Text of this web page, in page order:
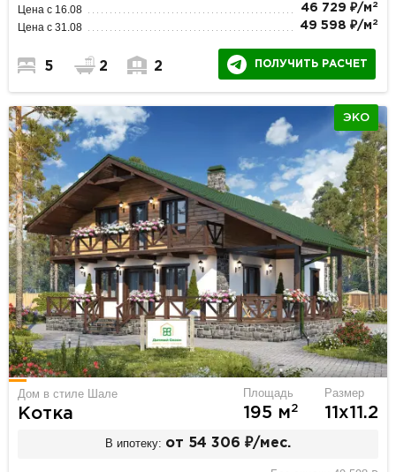
Цена с 16.08 46 729 ₽/м 2
Цена с 31.08 49 598 ₽/м 2
5 2 2 ПОЛУЧИТЬ РАСЧЕТ
ЭКО
Дом в стиле Шале
Котка
Площадь
195 м2
Размер
11х11.2
В ипотеку: от 54 306 ₽/мес.